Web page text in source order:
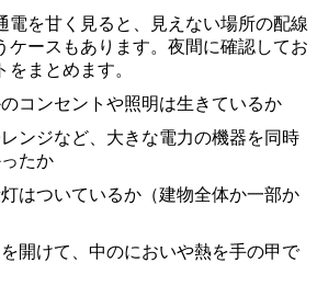
電を甘く見ると、見えない場所の配線
ケースもあります。夜間に確認してお
まとめます。
コンセントや照明は生きているか
ンジなど、大きな電力の機器を同時
たか
はついているか（建物全体か一部か
開けて、中のにおいや熱を手の甲で